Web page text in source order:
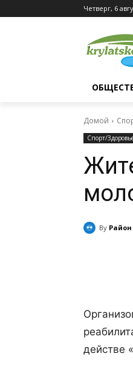
Четверг, 6
Домой
Спорт/
By
действе